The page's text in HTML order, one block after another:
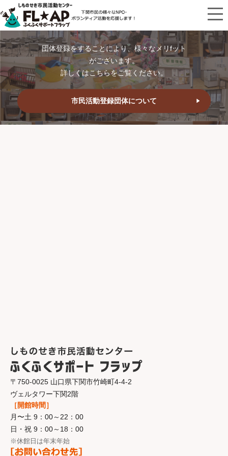
団体登録をすることにより、様々なメリfット
がございます。
詳しくはこちらをご覧ください。
市民活動登録団体について
〒750-0025 山口県下関市竹崎町4-4-2
ヴェルタワー下関2階
［開館時間］
月〜土 9：00～22：00
日・祝 9：00～18：00
※休館日は年末年始